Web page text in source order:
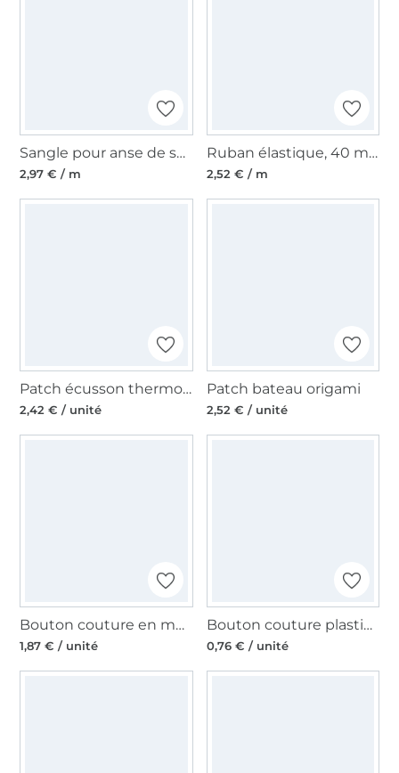
Sangle pour anse de sac Ancre 37 mm, bleu royal
2,97 € / m
Ruban élastique, 40 mm Rayures Fancy Stripes, bleu foncé
2,52 € / m
Patch écusson thermocollant Crabe Pirate
2,42 € / unité
Patch bateau origami
2,52 € / unité
Bouton couture en métal Maritime, old brass
1,87 € / unité
Bouton couture plastique Ancre 13 mm, blanc-rouge
0,76 € / unité